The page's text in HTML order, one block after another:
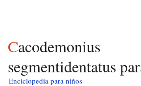
Cacodemonius
segmentidentatus
Enciclopedia para niños